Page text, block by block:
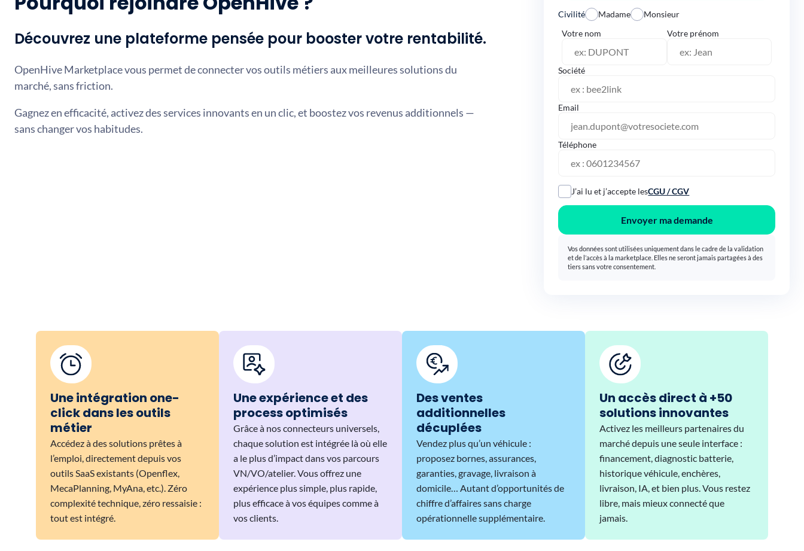
Découvrez une plateforme pensée pour booster votre rentabilité.
OpenHive Marketplace vous permet de connecter vos outils métiers aux meilleures solutions du
marché, sans friction.
Gagnez en efficacité, activez des services innovants en un clic, et boostez vos revenus additionnels —
sans changer vos habitudes.
Civilité Madame
Monsieur
Votre nom
Votre prénom
Société
Email
Téléphone
J’ai lu et j’accepte lesCGU / CGV
Envoyer ma demande
Vos données sont utilisées uniquement dans le cadre de la validation
et de l’accès à la marketplace. Elles ne seront jamais partagées à des
tiers sans votre consentement.
Une intégration one-
click dans les outils
métier
Accédez à des solutions prêtes à
l’emploi, directement depuis vos
outils SaaS existants (Openflex,
MecaPlanning, MyAna, etc.). Zéro
complexité technique, zéro ressaisie :
tout est intégré.
Une expérience et des
process optimisés
Grâce à nos connecteurs universels,
chaque solution est intégrée là où elle
a le plus d’impact dans vos parcours
VN/VO/atelier. Vous offrez une
expérience plus simple, plus rapide,
plus efficace à vos équipes comme à
vos clients.
Des ventes
additionnelles
décuplées
Vendez plus qu’un véhicule :
proposez bornes, assurances,
garanties, gravage, livraison à
domicile… Autant d’opportunités de
chiffre d’affaires sans charge
opérationnelle supplémentaire.
Un accès direct à +50
solutions innovantes
Activez les meilleurs partenaires du
marché depuis une seule interface :
financement, diagnostic batterie,
historique véhicule, enchères,
livraison, IA, et bien plus. Vous restez
libre, mais mieux connecté que
jamais.